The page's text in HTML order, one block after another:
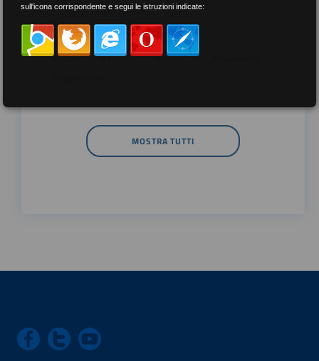
per tag
##DS ##FGU ##Gilda
MOSTRA TUTTI
sull'icona corrispondente e segui le istruzioni indicate: